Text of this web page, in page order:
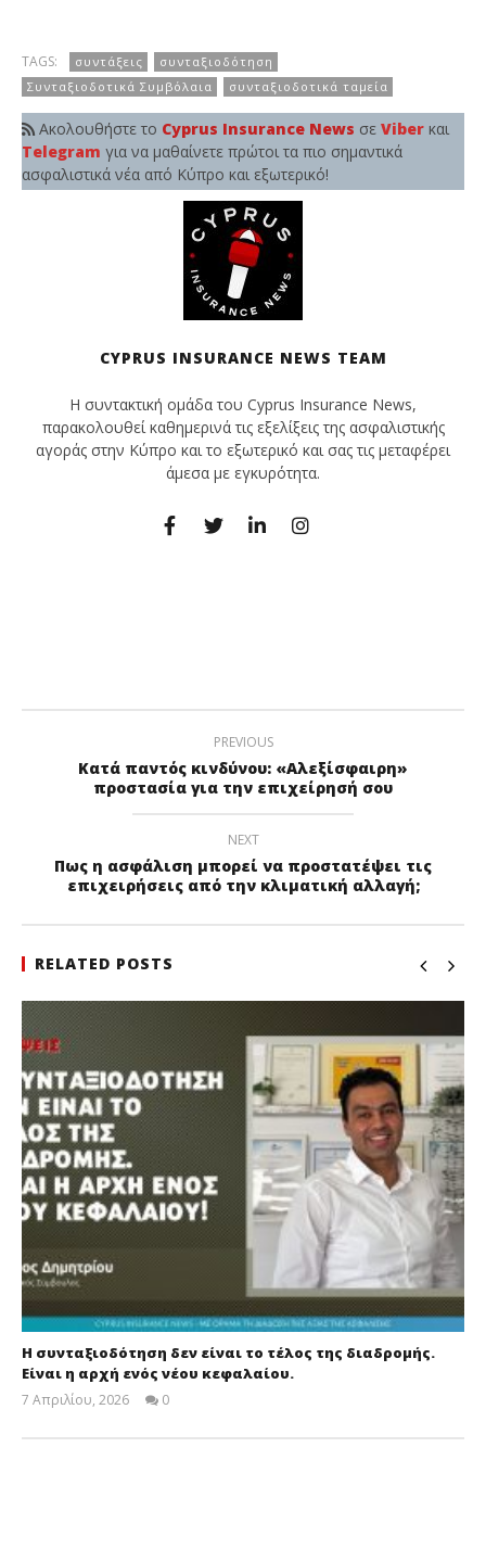
TAGS: συντάξεις
συνταξιοδότηση
Συνταξιοδοτικά Συμβόλαια
συνταξιοδοτικά ταμεία
Ακολουθήστε το Cyprus Insurance News σε Viber και
Telegram για να μαθαίνετε πρώτοι τα πιο σημαντικά
ασφαλιστικά νέα από Κύπρο και εξωτερικό!
CYPRUS INSURANCE NEWS TEAM
Η συντακτική ομάδα του Cyprus Insurance News,
παρακολουθεί καθημερινά τις εξελίξεις της ασφαλιστικής
αγοράς στην Κύπρο και το εξωτερικό και σας τις μεταφέρει
άμεσα με εγκυρότητα.
PREVIOUS
Κατά παντός κινδύνου: «Αλεξίσφαιρη»
προστασία για την επιχείρησή σου
NEXT
Πως η ασφάλιση μπορεί να προστατέψει τις
επιχειρήσεις από την κλιματική αλλαγή;
RELATED POSTS
Η συνταξιοδότηση δεν είναι το τέλος της διαδρομής.
Είναι η αρχή ενός νέου κεφαλαίου.
7 Απριλίου, 2026
Insurance
0